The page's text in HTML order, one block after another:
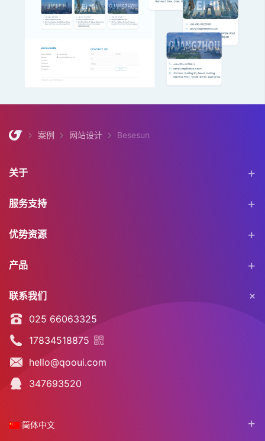
案例 网站设计 Besesun
关于
服务支持
优势资源
产品
联系我们
025 66063325
17834518875
hello@qooui.com
347693520
简体中文